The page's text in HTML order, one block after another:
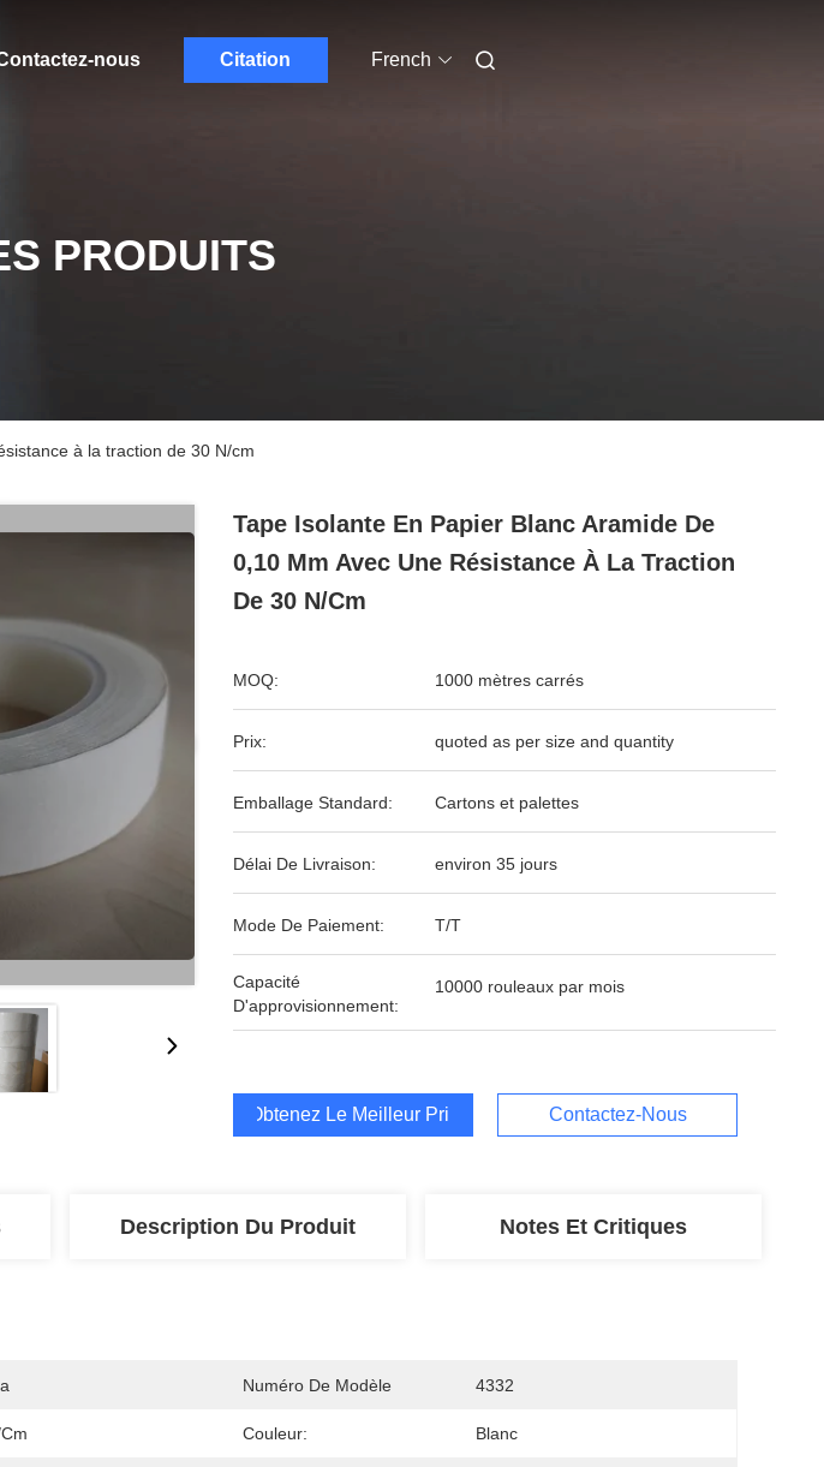
nous Citation French
PRODUITS
à la traction de 30 N/cm
Tape Isolante En Papier Blanc Aramide De
0,10 Mm Avec Une Résistance À La Traction
De 30 N/cm
MOQ: 1000 mètres carrés
Prix: quoted as per size and quantity
Emballage Standard: Cartons et palettes
Délai De Livraison: environ 35 jours
Mode De Paiement: T/T
Capacité
D'approvisionnement:
10000 rouleaux par mois
Obtenez Le Meilleur Prix Contactez-Nous
Description Du Produit Notes Et Critiques
Numéro De Modèle 4332
Couleur: Blanc